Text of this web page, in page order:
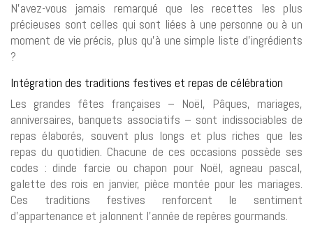
N’avez-vous jamais remarqué que les recettes les plus
précieuses sont celles qui sont liées à une personne ou à un
moment de vie précis, plus qu’à une simple liste d’ingrédients
?
Intégration des traditions festives et repas de célébration
Les grandes fêtes françaises – Noël, Pâques, mariages,
anniversaires, banquets associatifs – sont indissociables de
repas élaborés, souvent plus longs et plus riches que les
repas du quotidien. Chacune de ces occasions possède ses
codes : dinde farcie ou chapon pour Noël, agneau pascal,
galette des rois en janvier, pièce montée pour les mariages.
Ces traditions festives renforcent le sentiment
d’appartenance et jalonnent l’année de repères gourmands.